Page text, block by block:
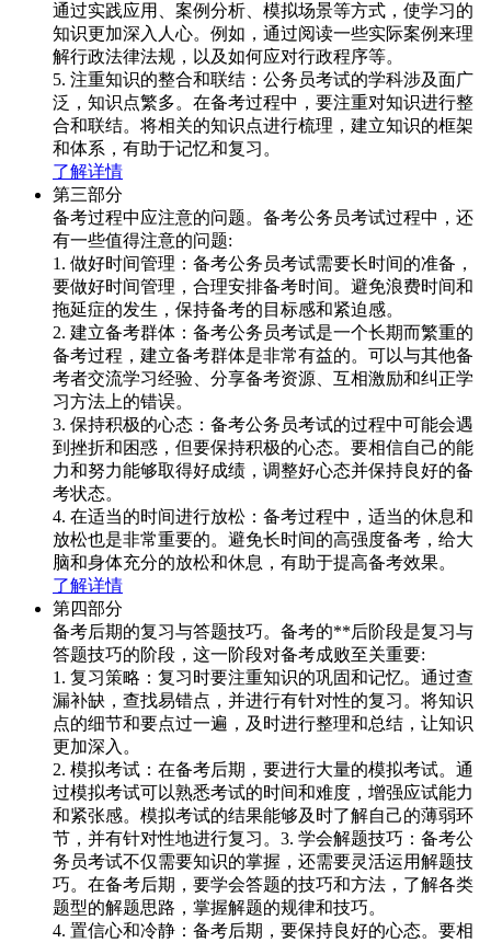
通过实践应用、案例分析、模拟场景等方式，使学习的
知识更加深入人心。例如，通过阅读一些实际案例来理
解行政法律法规，以及如何应对行政程序等。
5. 注重知识的整合和联结：公务员考试的学科涉及面广
泛，知识点繁多。在备考过程中，要注重对知识进行整
合和联结。将相关的知识点进行梳理，建立知识的框架
和体系，有助于记忆和复习。
了解详情
第三部分
备考过程中应注意的问题。备考公务员考试过程中，还
有一些值得注意的问题:
1. 做好时间管理：备考公务员考试需要长时间的准备，
要做好时间管理，合理安排备考时间。避免浪费时间和
拖延症的发生，保持备考的目标感和紧迫感。
2. 建立备考群体：备考公务员考试是一个长期而繁重的
备考过程，建立备考群体是非常有益的。可以与其他备
考者交流学习经验、分享备考资源、互相激励和纠正学
习方法上的错误。
3. 保持积极的心态：备考公务员考试的过程中可能会遇
到挫折和困惑，但要保持积极的心态。要相信自己的能
力和努力能够取得好成绩，调整好心态并保持良好的备
考状态。
4. 在适当的时间进行放松：备考过程中，适当的休息和
放松也是非常重要的。避免长时间的高强度备考，给大
脑和身体充分的放松和休息，有助于提高备考效果。
了解详情
第四部分
备考后期的复习与答题技巧。备考的**后阶段是复习与
答题技巧的阶段，这一阶段对备考成败至关重要:
1. 复习策略：复习时要注重知识的巩固和记忆。通过查
漏补缺，查找易错点，并进行有针对性的复习。将知识
点的细节和要点过一遍，及时进行整理和总结，让知识
更加深入。
2. 模拟考试：在备考后期，要进行大量的模拟考试。通
过模拟考试可以熟悉考试的时间和难度，增强应试能力
和紧张感。模拟考试的结果能够及时了解自己的薄弱环
节，并有针对性地进行复习。3. 学会解题技巧：备考公
务员考试不仅需要知识的掌握，还需要灵活运用解题技
巧。在备考后期，要学会答题的技巧和方法，了解各类
题型的解题思路，掌握解题的规律和技巧。
4. 置信心和冷静：备考后期，要保持良好的心态。要相